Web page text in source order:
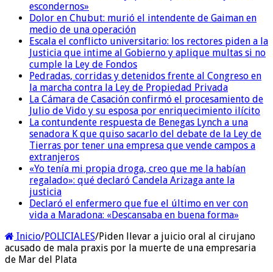
escondernos»
Dolor en Chubut: murió el intendente de Gaiman en
medio de una operación
Escala el conflicto universitario: los rectores piden a la
Justicia que intime al Gobierno y aplique multas si no
cumple la Ley de Fondos
Pedradas, corridas y detenidos frente al Congreso en
la marcha contra la Ley de Propiedad Privada
La Cámara de Casación confirmó el procesamiento de
Julio de Vido y su esposa por enriquecimiento ilícito
La contundente respuesta de Benegas Lynch a una
senadora K que quiso sacarlo del debate de la Ley de
Tierras por tener una empresa que vende campos a
extranjeros
«Yo tenía mi propia droga, creo que me la habían
regalado»: qué declaró Candela Arizaga ante la
justicia
Declaró el enfermero que fue el último en ver con
vida a Maradona: «Descansaba en buena forma»
Inicio/POLICIALES/Piden llevar a juicio oral al cirujano
acusado de mala praxis por la muerte de una empresaria
de Mar del Plata